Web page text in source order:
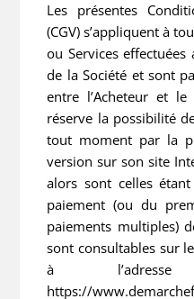
Les présentes
(CGV) s’appliquent à
ou Services
de la Société et sont
entre l’Acheteur et
réserve la possibilité
tout moment par la
version sur son site
alors sont celles
paiement (ou du
paiements multiples)
sont consultables sur
à
https://